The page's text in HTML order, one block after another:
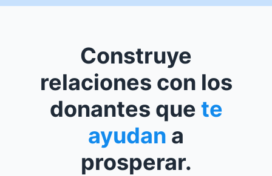
Construye
relaciones con los
donantes que te
ayudan a
prosperar.